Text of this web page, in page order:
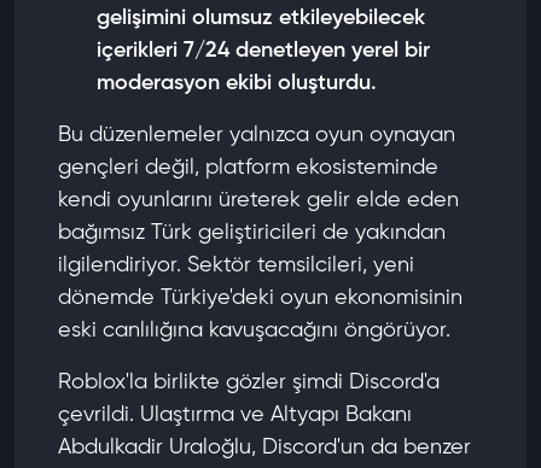
gelişimini olumsuz etkileyebilecek
içerikleri 7/24 denetleyen yerel bir
moderasyon ekibi oluşturdu.
Bu düzenlemeler yalnızca oyun oynayan
gençleri değil, platform ekosisteminde
kendi oyunlarını üreterek gelir elde eden
bağımsız Türk geliştiricileri de yakından
ilgilendiriyor. Sektör temsilcileri, yeni
dönemde Türkiye'deki oyun ekonomisinin
eski canlılığına kavuşacağını öngörüyor.
Roblox'la birlikte gözler şimdi Discord'a
çevrildi. Ulaştırma ve Altyapı Bakanı
Abdulkadir Uraloğlu, Discord'un da benzer